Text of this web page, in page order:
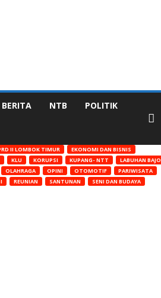
BERITA NTB POLITIK
II LOMBOK TIMUR
EKONOMI DAN BISNIS
KLU
KORUPSI KUPANG- NTT
LABUHAN BAJO
OLAHRAGA
OPINI OTOMOTIF
PARIWISATA
REUNIAN SANTUNAN SENI DAN BUDAYA